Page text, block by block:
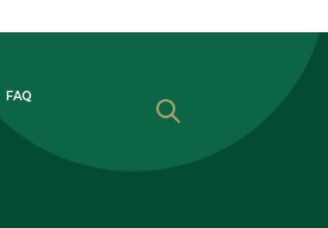
FAQ